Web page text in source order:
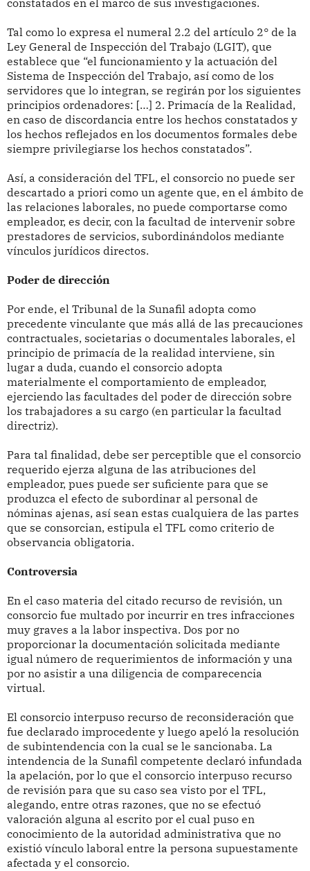
constatados en el marco de sus investigaciones.
Tal como lo expresa el numeral 2.2 del artículo 2° de la
Ley General de Inspección del Trabajo (LGIT), que
establece que “el funcionamiento y la actuación del
Sistema de Inspección del Trabajo, así como de los
servidores que lo integran, se regirán por los siguientes
principios ordenadores: […] 2. Primacía de la Realidad,
en caso de discordancia entre los hechos constatados y
los hechos reflejados en los documentos formales debe
siempre privilegiarse los hechos constatados”.
Así, a consideración del TFL, el consorcio no puede ser
descartado a priori como un agente que, en el ámbito de
las relaciones laborales, no puede comportarse como
empleador, es decir, con la facultad de intervenir sobre
prestadores de servicios, subordinándolos mediante
vínculos jurídicos directos.
Poder de dirección
Por ende, el Tribunal de la Sunafil adopta como
precedente vinculante que más allá de las precauciones
contractuales, societarias o documentales laborales, el
principio de primacía de la realidad interviene, sin
lugar a duda, cuando el consorcio adopta
materialmente el comportamiento de empleador,
ejerciendo las facultades del poder de dirección sobre
los trabajadores a su cargo (en particular la facultad
directriz).
Para tal finalidad, debe ser perceptible que el consorcio
requerido ejerza alguna de las atribuciones del
empleador, pues puede ser suficiente para que se
produzca el efecto de subordinar al personal de
nóminas ajenas, así sean estas cualquiera de las partes
que se consorcian, estipula el TFL como criterio de
observancia obligatoria.
Controversia
En el caso materia del citado recurso de revisión, un
consorcio fue multado por incurrir en tres infracciones
muy graves a la labor inspectiva. Dos por no
proporcionar la documentación solicitada mediante
igual número de requerimientos de información y una
por no asistir a una diligencia de comparecencia
virtual.
El consorcio interpuso recurso de reconsideración que
fue declarado improcedente y luego apeló la resolución
de subintendencia con la cual se le sancionaba. La
intendencia de la Sunafil competente declaró infundada
la apelación, por lo que el consorcio interpuso recurso
de revisión para que su caso sea visto por el TFL,
alegando, entre otras razones, que no se efectuó
valoración alguna al escrito por el cual puso en
conocimiento de la autoridad administrativa que no
existió vínculo laboral entre la persona supuestamente
afectada y el consorcio.